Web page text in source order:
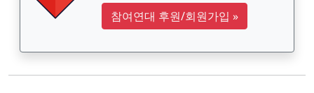
참여연대 후원/회원가입 »